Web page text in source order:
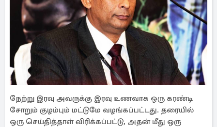
நேற்று இரவு அவருக்கு இரவு உணவாக ஒரு கரண்டி
சோறும் குழம்பும் மட்டுமே வழங்கப்பட்டது. தரையில்
ஒரு செய்தித்தாள் விரிக்கப்பட்டு, அதன் மீது ஒரு